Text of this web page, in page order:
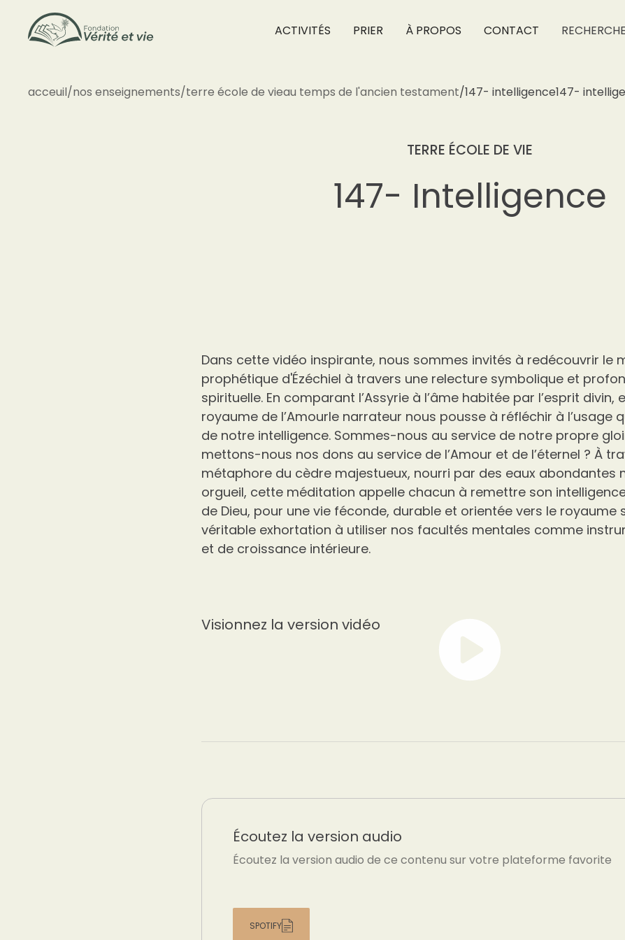
ACTIVITÉS PRIER À PROPOS CONTACT
acceuil/nos enseignements/terre école de vieau temps de l'ancien testament/147- intelligence147-
TERRE ÉCOLE DE VIE
147- Intelligence
Dans cette vidéo inspirante, nous sommes invités à redécouvrir le
prophétique d'Ézéchiel à travers une relecture symbolique et
spirituelle. En comparant l’Assyrie à l’âme habitée par l’esprit divin,
royaume de l’Amourle narrateur nous pousse à réfléchir à l’usage
de notre intelligence. Sommes-nous au service de notre propre
mettons-nous nos dons au service de l’Amour et de l’éternel ? À
métaphore du cèdre majestueux, nourri par des eaux abondantes
orgueil, cette méditation appelle chacun à remettre son
de Dieu, pour une vie féconde, durable et orientée vers le royaume
véritable exhortation à utiliser nos facultés mentales comme
et de croissance intérieure.
Visionnez la version vidéo
Écoutez la version audio
Écoutez la version audio de ce contenu sur votre plateforme favorite
SPOTIFY